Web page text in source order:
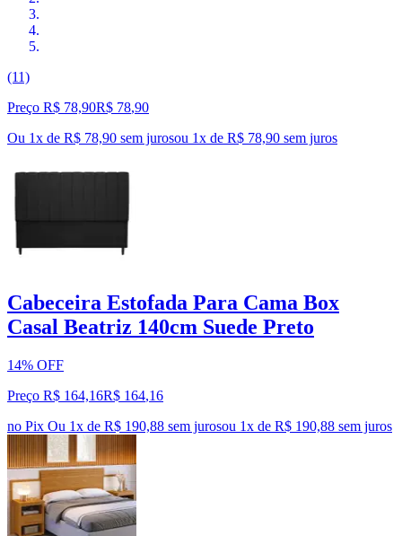
(11)
Preço R$ 78,90R$ 78,90
Ou 1x de R$ 78,90 sem jurosou 1x de R$ 78,90 sem juros
Cabeceira Estofada Para Cama Box
Casal Beatriz 140cm Suede Preto
14% OFF
Preço R$ 164,16R$ 164,16
no Pix Ou 1x de R$ 190,88 sem jurosou 1x de R$ 190,88 sem juros